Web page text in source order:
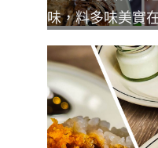
味，料多味美實